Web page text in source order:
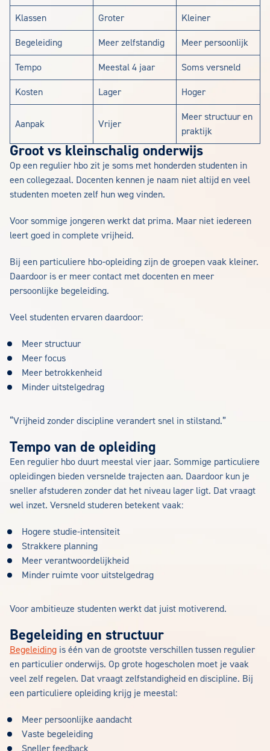
Klassen Groter Kleiner
Begeleiding Meer zelfstandig Meer persoonlijk
Tempo Meestal 4 jaar Soms versneld
Kosten Lager Hoger
Aanpak Vrijer
Meer structuur en
praktijk
Groot vs kleinschalig onderwijs
Op een regulier hbo zit je soms met honderden studenten in
een collegezaal. Docenten kennen je naam niet altijd en veel
studenten moeten zelf hun weg vinden.
Voor sommige jongeren werkt dat prima. Maar niet iedereen
leert goed in complete vrijheid.
Bij een particuliere hbo-opleiding zijn de groepen vaak kleiner.
Daardoor is er meer contact met docenten en meer
persoonlijke begeleiding.
Veel studenten ervaren daardoor:
Meer structuur
Meer focus
Meer betrokkenheid
Minder uitstelgedrag
“Vrijheid zonder discipline verandert snel in stilstand.”
Tempo van de opleiding
Een regulier hbo duurt meestal vier jaar. Sommige particuliere
opleidingen bieden versnelde trajecten aan. Daardoor kun je
sneller afstuderen zonder dat het niveau lager ligt. Dat vraagt
wel inzet. Versneld studeren betekent vaak:
Hogere studie-intensiteit
Strakkere planning
Meer verantwoordelijkheid
Minder ruimte voor uitstelgedrag
Voor ambitieuze studenten werkt dat juist motiverend.
Begeleiding en structuur
Begeleiding is één van de grootste verschillen tussen regulier
en particulier onderwijs. Op grote hogescholen moet je vaak
veel zelf regelen. Dat vraagt zelfstandigheid en discipline. Bij
een particuliere opleiding krijg je meestal:
Meer persoonlijke aandacht
Vaste begeleiding
Sneller feedback